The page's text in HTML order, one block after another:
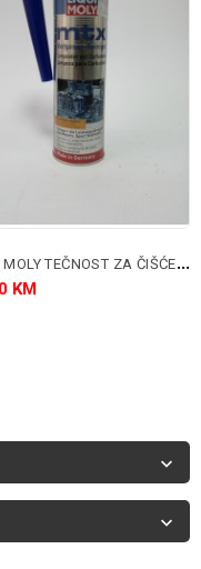
L
IQUI MOLY TEČNOST ZA ČIŠĆENJE KARBURATORA
KM

